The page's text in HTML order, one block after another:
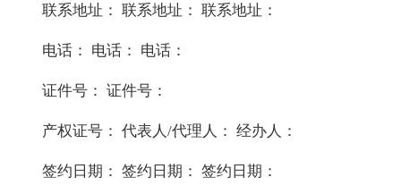
联系地址： 联系地址： 联系地址：
电话： 电话： 电话：
证件号： 证件号：
产权证号： 代表人/代理人： 经办人：
签约日期： 签约日期： 签约日期：